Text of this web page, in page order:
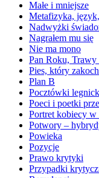
Małe i mniejsze
Metafizyka,
Nadwyżki
Nagrałem mu się
Nie ma mono
Pan Roku,
Pies, który
Plan B
Pocztówki
Poeci i poetki
Portret kobiecy
Potwory –
Powieka
Pozycje
Prawo krytyki
Przypadki